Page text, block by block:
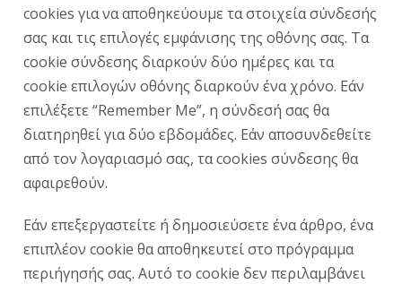
cookies για να αποθηκεύουμε τα στοιχεία σύνδεσής
σας και τις επιλογές εμφάνισης της οθόνης σας. Τα
cookie σύνδεσης διαρκούν δύο ημέρες και τα
cookie επιλογών οθόνης διαρκούν ένα χρόνο. Εάν
επιλέξετε “Remember Me”, η σύνδεσή σας θα
διατηρηθεί για δύο εβδομάδες. Εάν αποσυνδεθείτε
από τον λογαριασμό σας, τα cookies σύνδεσης θα
αφαιρεθούν.
Εάν επεξεργαστείτε ή δημοσιεύσετε ένα άρθρο, ένα
επιπλέον cookie θα αποθηκευτεί στο πρόγραμμα
περιήγησής σας. Αυτό το cookie δεν περιλαμβάνει